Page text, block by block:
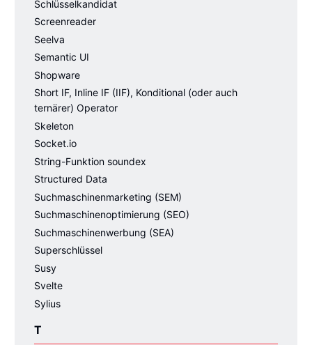
Schlüsselkandidat
Screenreader
Seelva
Semantic UI
Shopware
Short IF, Inline IF (IIF), Konditional (oder auch
ternärer) Operator
Skeleton
Socket.io
String-Funktion soundex
Structured Data
Suchmaschinenmarketing (SEM)
Suchmaschinenoptimierung (SEO)
Suchmaschinenwerbung (SEA)
Superschlüssel
Susy
Svelte
Sylius
T